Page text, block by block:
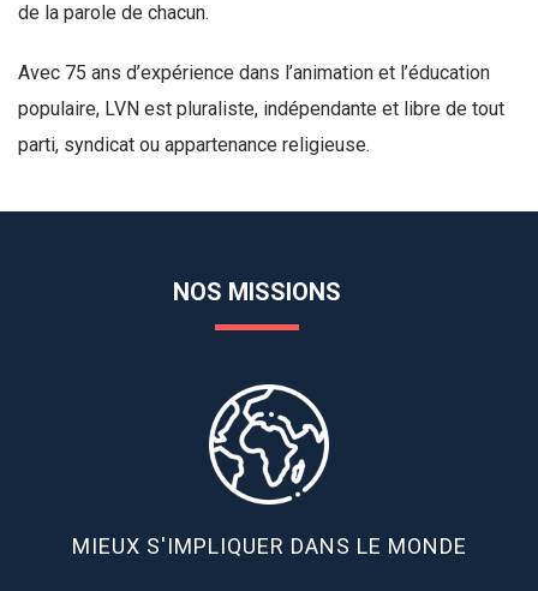
de la parole de chacun.
Avec 75 ans d’expérience dans l’animation et l’éducation
populaire, LVN est pluraliste, indépendante et libre de tout
parti, syndicat ou appartenance religieuse.
NOS MISSIONS
MIEUX S'IMPLIQUER DANS LE MONDE